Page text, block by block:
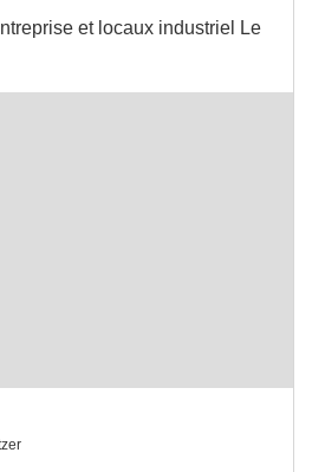
et locaux industriel Le